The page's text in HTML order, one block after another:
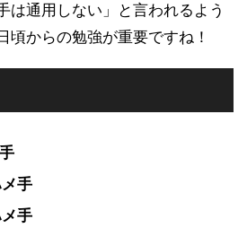
は通用しない」と言われるよう
頃からの勉強が重要ですね！
手
手